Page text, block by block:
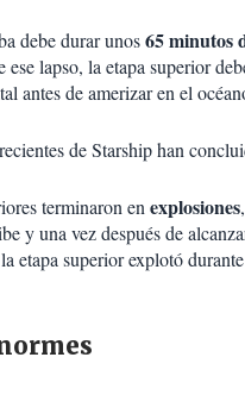
debe durar unos65 minutos
ese lapso, la etapa superior
antes de amerizar en el
de Starship han
terminaron enexplosiones
y una vez después de
etapa superior explotó